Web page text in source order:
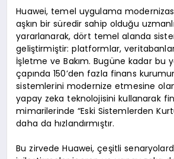
Huawei, temel uygulama
aşkın bir süredir sahip olduğu
yararlanarak, dört temel alanda
geliştirmiştir: platformlar,
İşletme ve Bakım. Bugüne kadar bu
çapında 150’den fazla finans
sistemlerini modernize etmesine
yapay zeka teknolojisini kullanarak
mimarilerinde “Eski Sistemlerden
daha da hızlandırmıştır.
Bu zirvede Huawei, çeşitli